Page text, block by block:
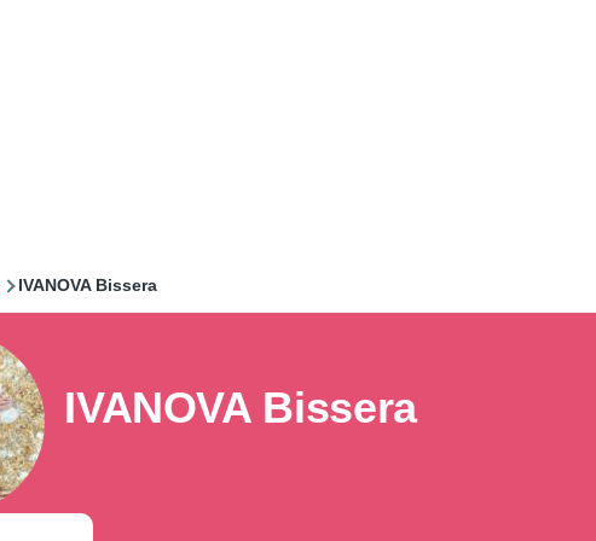
IVANOVA Bissera
IVANOVA Bissera